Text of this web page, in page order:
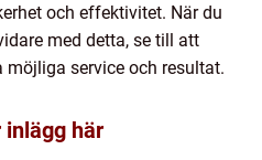
och effektivitet. När du
med detta, se till att
service och resultat.
inlägg här